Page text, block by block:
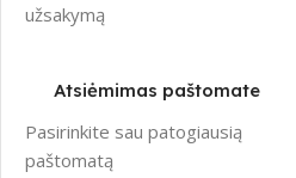
užsakymą
Atsiėmimas paštomate
Pasirinkite sau patogiausią
paštomatą